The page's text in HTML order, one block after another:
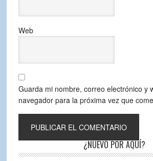
Web
Guarda mi nombre, correo electrónico y
navegador para la próxima vez que
¿NUEVO POR AQUÍ?